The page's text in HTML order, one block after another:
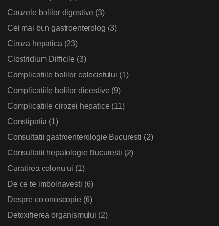
Cauzele bolilor digestive (3)
Cel mai bun gastroenterolog (3)
Ciroza hepatica (23)
Clostridium Difficile (3)
Complicatiile bolilor colecistului (1)
Complicatiile bolilor digestive (9)
Complicatiile cirozei hepatice (11)
Constipatia (1)
Consultatii gastroenterologie Bucuresti (2)
Consultatii hepatologie Bucuresti (2)
Curatirea colonului (1)
De ce te imbolnavesti (6)
Despre colonoscopie (6)
Detoxifierea organismului (2)